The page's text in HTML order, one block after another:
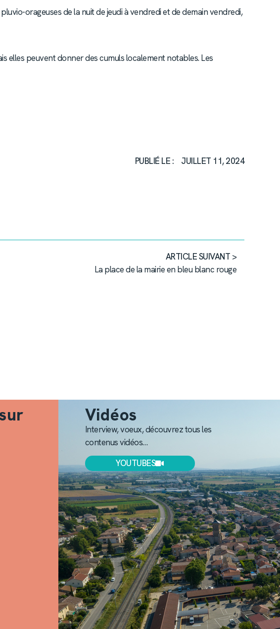
orageuses de la nuit de jeudi à vendredi et de demain vendredi,
elles peuvent donner des cumuls localement notables. Les
PUBLIÉ LE :
JUILLET 11, 2024
ARTICLE SUIVANT >
La place de la mairie en bleu blanc rouge
Vidéos
Interview, voeux, découvrez tous les
contenus vidéos…
YOUTUBES